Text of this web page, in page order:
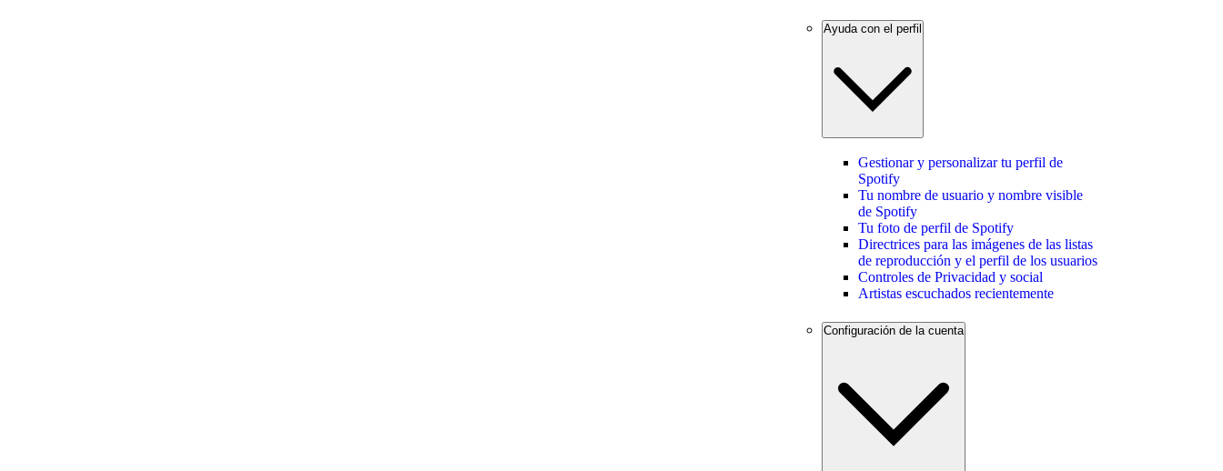
Ayuda con el perfil
Gestionar y personalizar tu perfil de
Spotify
Tu nombre de usuario y nombre visible
de Spotify
Tu foto de perfil de Spotify
Directrices para las imágenes de las listas
de reproducción y el perfil de los usuarios
Controles de Privacidad y social
Artistas escuchados recientemente
Configuración de la cuenta